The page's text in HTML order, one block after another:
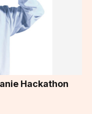
Hackathon